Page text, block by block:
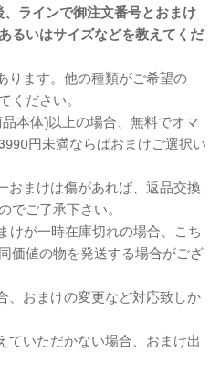
ラインで御注文番号とおまけ
るいはサイズなどを教えてくだ
ります。他の種類がご希望の
ください。
本体)以上の場合、無料でオマ
円未満ならばおまけご選択い
おまけは傷があれば、返品交換
でご了承下さい。
けが一時在庫切れの場合、こち
価値の物を発送する場合がござ
、おまけの変更など対応致しか
ていただかない場合、おまけ出